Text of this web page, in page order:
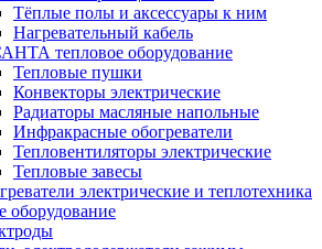
Тёплые полы и аксессуары к ним
Нагревательный кабель
тепловое оборудование
Тепловые пушки
Конвекторы электрические
Радиаторы масляные напольные
Инфракрасные обогреватели
Тепловентиляторы электрические
Тепловые завесы
электрические и теплотехника
оборудование